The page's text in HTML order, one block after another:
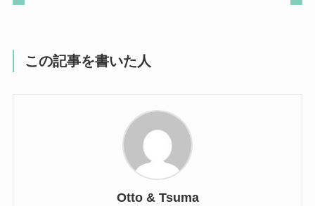
この記事を書いた人
Otto & Tsuma